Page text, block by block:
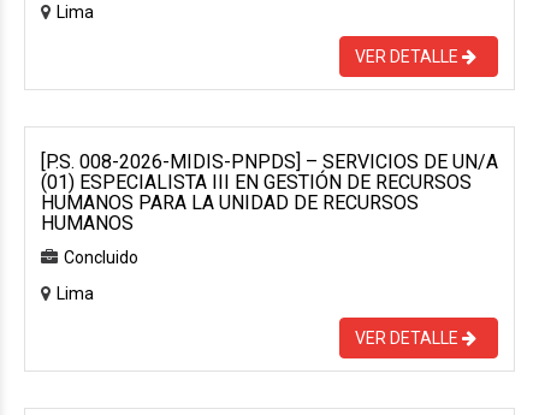
Lima
VER DETALLE
[P.S. 008-2026-MIDIS-PNPDS] – SERVICIOS DE UN/A
(01) ESPECIALISTA III EN GESTIÓN DE RECURSOS
HUMANOS PARA LA UNIDAD DE RECURSOS
HUMANOS
Concluido
Lima
VER DETALLE